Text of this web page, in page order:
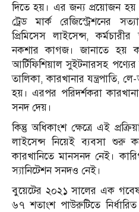
দিতে হয়। এর জন্য প্রয়োজন হয়
ট্রেড মার্ক রেজিস্ট্রেশনের
প্রিমিসেস লাইসেন্স,
নকশার কাগজ। জানাতে হয়
আর্টিফিশিয়াল সুইটনারসহ
তালিকা, কারখানার যন্ত্রপাতি,
হয়। এরপর পরিদর্শকরা
সনদ দেয়।
কিন্তু অধিকাংশ ক্ষেত্রে এই
লাইসেন্স নিয়েই ব্যবসা শুরু
কারখানিতে মানসনদ নেই।
স্যানিটেশন সনদও নেই।
বুয়েটের ২০২১ সালের এক
৬৭ শতাংশ পাউরুটিতে